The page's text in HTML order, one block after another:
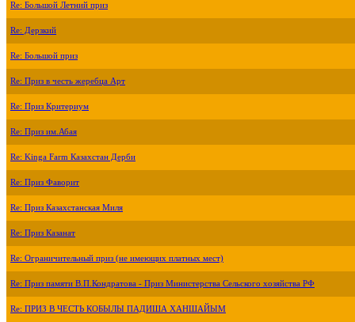
Re: Большой Летний приз
Re: Дерзкий
Re: Большой приз
Re: Приз в честь жеребца Арт
Re: Приз Критериум
Re: Приз им.Абая
Re: Kinga Farm Казахстан Дерби
Re: Приз Фаворит
Re: Приз Казахстанская Миля
Re: Приз Казанат
Re: Ограничительный приз (не имеющих платных мест)
Re: Приз памяти В.П.Кондратова - Приз Министерства Сельского хозяйства РФ
Re: ПРИЗ В ЧЕСТЬ КОБЫЛЫ ПАДИША ХАНШАЙЫМ